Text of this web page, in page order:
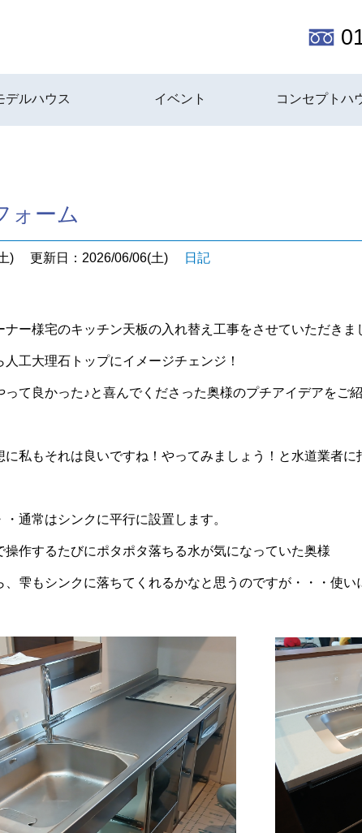
デルハウス イベント コンセプトハ
ォーム
) 更新日：2026/06/06(土) 日記
ナー様宅のキッチン天板の入れ替え工事をさせていただきま
工大理石トップにイメージチェンジ！
って良かった♪と喜んでくださった奥様のプチアイデアをご
に私もそれは良いですね！やってみましょう！と水道業者に
通常はシンクに平行に設置します。
操作するたびにポタポタ落ちる水が気になっていた奥様
、雫もシンクに落ちてくれるかなと思うのですが・・・使い